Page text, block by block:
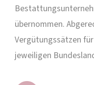
übernommen.
Vergütungssätzen
jeweiligen